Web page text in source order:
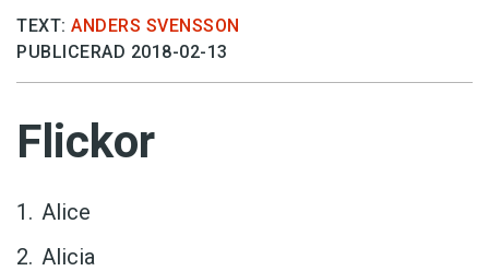
TEXT: ANDERS SVENSSON
PUBLICERAD 2018-02-13
Flickor
Alice
Alicia